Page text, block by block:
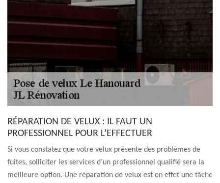
RÉPARATION DE VELUX : IL FAUT UN
PROFESSIONNEL POUR L’EFFECTUER
Si vous constatez que votre velux présente des problèmes de
fuites, solliciter les services d’un professionnel qualifié sera la
meilleure option. Une réparation de velux est en effet une tâche